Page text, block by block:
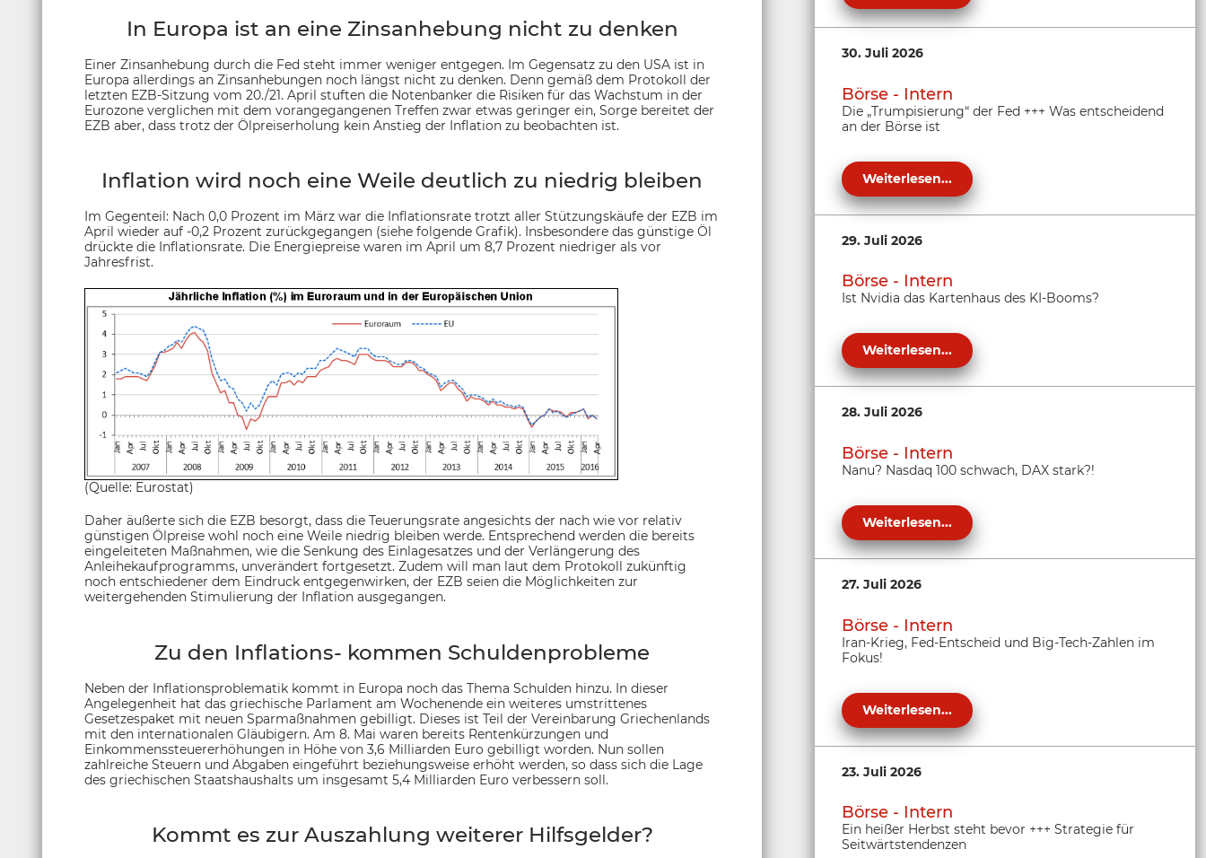
In Europa ist an eine Zinsanhebung nicht zu denken
Einer Zinsanhebung durch die Fed steht immer weniger entgegen. Im Gegensatz zu den USA ist in
Europa allerdings an Zinsanhebungen noch längst nicht zu denken. Denn gemäß dem Protokoll der
letzten EZB-Sitzung vom 20./21. April stuften die Notenbanker die Risiken für das Wachstum in der
Eurozone verglichen mit dem vorangegangenen Treffen zwar etwas geringer ein, Sorge bereitet der
EZB aber, dass trotz der Ölpreiserholung kein Anstieg der Inflation zu beobachten ist.
Inflation wird noch eine Weile deutlich zu niedrig bleiben
Im Gegenteil: Nach 0,0 Prozent im März war die Inflationsrate trotzt aller Stützungskäufe der EZB im
April wieder auf -0,2 Prozent zurückgegangen (siehe folgende Grafik). Insbesondere das günstige Öl
drückte die Inflationsrate. Die Energiepreise waren im April um 8,7 Prozent niedriger als vor
Jahresfrist.
(Quelle: Eurostat)
Daher äußerte sich die EZB besorgt, dass die Teuerungsrate angesichts der nach wie vor relativ
günstigen Ölpreise wohl noch eine Weile niedrig bleiben werde. Entsprechend werden die bereits
eingeleiteten Maßnahmen, wie die Senkung des Einlagesatzes und der Verlängerung des
Anleihekaufprogramms, unverändert fortgesetzt. Zudem will man laut dem Protokoll zukünftig
noch entschiedener dem Eindruck entgegenwirken, der EZB seien die Möglichkeiten zur
weitergehenden Stimulierung der Inflation ausgegangen.
Zu den Inflations- kommen Schuldenprobleme
Neben der Inflationsproblematik kommt in Europa noch das Thema Schulden hinzu. In dieser
Angelegenheit hat das griechische Parlament am Wochenende ein weiteres umstrittenes
Gesetzespaket mit neuen Sparmaßnahmen gebilligt. Dieses ist Teil der Vereinbarung Griechenlands
mit den internationalen Gläubigern. Am 8. Mai waren bereits Rentenkürzungen und
Einkommenssteuererhöhungen in Höhe von 3,6 Milliarden Euro gebilligt worden. Nun sollen
zahlreiche Steuern und Abgaben eingeführt beziehungsweise erhöht werden, so dass sich die Lage
des griechischen Staatshaushalts um insgesamt 5,4 Milliarden Euro verbessern soll.
Kommt es zur Auszahlung weiterer Hilfsgelder?
30. Juli 2026
Börse - Intern
Die „Trumpisierung“ der Fed +++ Was entscheidend
an der Börse ist
Weiterlesen...
29. Juli 2026
Börse - Intern
Ist Nvidia das Kartenhaus des KI-Booms?
Weiterlesen...
28. Juli 2026
Börse - Intern
Nanu? Nasdaq 100 schwach, DAX stark?!
Weiterlesen...
27. Juli 2026
Börse - Intern
Iran-Krieg, Fed-Entscheid und Big-Tech-Zahlen im
Fokus!
Weiterlesen...
23. Juli 2026
Börse - Intern
Ein heißer Herbst steht bevor +++ Strategie für
Seitwärtstendenzen